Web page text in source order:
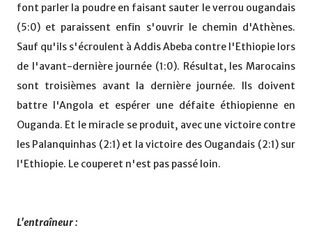
font parler la poudre en faisant sauter le verrou ougandais
(5:0) et paraissent enfin s'ouvrir le chemin d'Athènes.
Sauf qu'ils s'écroulent à Addis Abeba contre l'Ethiopie lors
de l'avant-dernière journée (1:0). Résultat, les Marocains
sont troisièmes avant la dernière journée. Ils doivent
battre l'Angola et espérer une défaite éthiopienne en
Ouganda. Et le miracle se produit, avec une victoire contre
les Palanquinhas (2:1) et la victoire des Ougandais (2:1) sur
l'Ethiopie. Le couperet n'est pas passé loin.
L'entraîneur :